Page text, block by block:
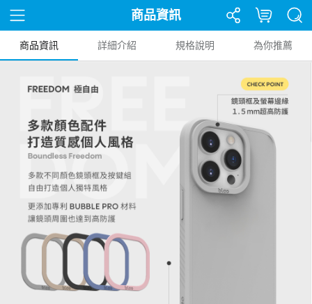
商品資訊
商品資訊 詳細介紹 規格說明 為你推薦